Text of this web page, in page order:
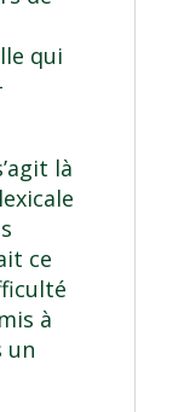
qui
là
ce
à
un